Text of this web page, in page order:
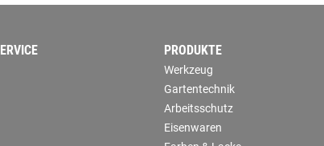
PRODUKTE
Werkzeug
Gartentechnik
Arbeitsschutz
Eisenwaren